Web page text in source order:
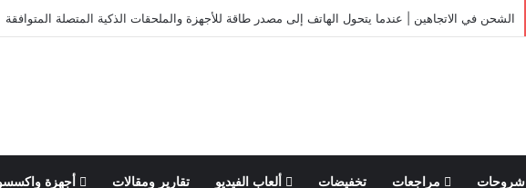
نيسان تعلن نتائجها المالية للربع الأول من السنة المالية 2026 وتؤكد توقعاتها المالية للعام
شروحات مراجعات تخفيضات ألعاب الفيديو تقارير ومقالات أجهزة